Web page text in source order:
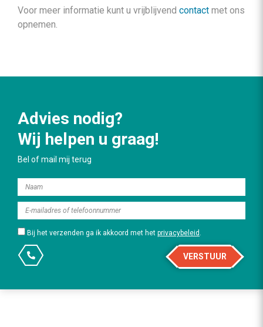
Voor meer informatie kunt u vrijblijvend contact met ons
opnemen.
Advies nodig?
Wij helpen u graag!
Bel of mail mij terug
Bij het verzenden ga ik akkoord met het privacybeleid .
VERSTUUR